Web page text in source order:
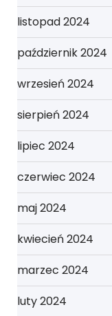
listopad 2024
październik 2024
wrzesień 2024
sierpień 2024
lipiec 2024
czerwiec 2024
maj 2024
kwiecień 2024
marzec 2024
luty 2024